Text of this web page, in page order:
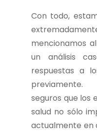
Con todo,
mencionamos
un análisis
respuestas a
previamente.
seguros que los
salud no sólo
actualmente en